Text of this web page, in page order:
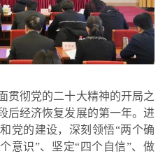
贯彻党的二十大精神的开局之
后经济恢复发展的第一年。进
党的建设，深刻领悟“两个确
意识”、坚定“四个自信”、做